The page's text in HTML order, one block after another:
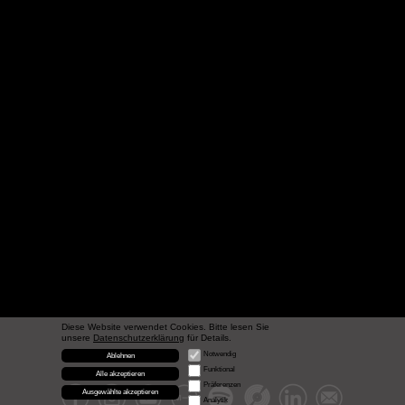
Diese Website verwendet Cookies. Bitte lesen Sie
unsere Datenschutzerklärung für Details.
Ablehnen
Alle akzeptieren
Ausgewählte akzeptieren
Notwendig
Funktional
Präferenzen
Analytik